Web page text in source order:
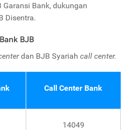
Garansi Bank, dukungan
Disentra.
BJB
dan BJB Syariah call center.
Call Center Bank
14049